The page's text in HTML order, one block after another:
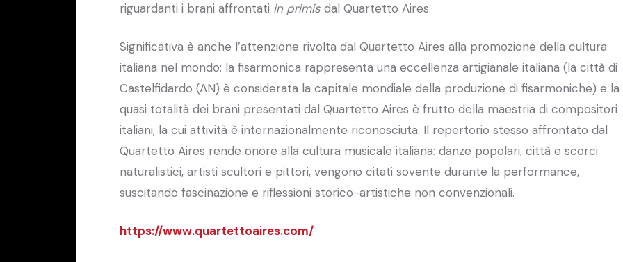
riguardanti i brani affrontati in primis dal Quartetto Aires.
Significativa è anche l’attenzione rivolta dal Quartetto Aires alla promozione della cultura
italiana nel mondo: la fisarmonica rappresenta una eccellenza artigianale italiana (la città di
Castelfidardo (AN) è considerata la capitale mondiale della produzione di fisarmoniche) e la
quasi totalità dei brani presentati dal Quartetto Aires è frutto della maestria di compositori
italiani, la cui attività è internazionalmente riconosciuta. Il repertorio stesso affrontato dal
Quartetto Aires rende onore alla cultura musicale italiana: danze popolari, città e scorci
naturalistici, artisti scultori e pittori, vengono citati sovente durante la performance,
suscitando fascinazione e riflessioni storico-artistiche non convenzionali.
https://www.quartettoaires.com/